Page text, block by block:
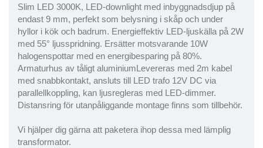
Slim LED 3000K, LED-downlight med inbyggnadsdjup på
endast 9 mm, perfekt som belysning i skåp och under
hyllor i kök och badrum. Energieffektiv LED-ljuskälla på 2W
med 55° ljusspridning. Ersätter motsvarande 10W
halogenspottar med en energibesparing på 80%.
Armaturhus av tåligt aluminiumLevereras med 2m kabel
med snabbkontakt, ansluts till LED trafo 12V DC via
parallellkoppling, kan ljusregleras med LED-dimmer.
Distansring för utanpåliggande montage finns som tillbehör.
Vi hjälper dig gärna att paketera ihop dessa med lämplig
transformator.